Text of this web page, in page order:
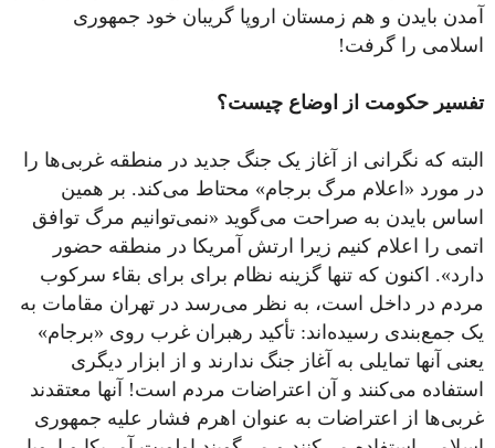
آمدن بایدن و هم زمستان اروپا گریبان خود جمهوری
اسلامی را گرفت!
تفسیر حکومت از اوضاع چیست؟
البته که نگرانی از آغاز یک جنگ جدید در منطقه غربی‌ها را
در مورد «اعلام مرگ برجام» محتاط می‌کند. بر همین
اساس بایدن به صراحت می‌گوید «نمی‌توانیم مرگ توافق
اتمی را اعلام کنیم زیرا ارتش آمریکا در منطقه حضور
دارد». اکنون که تنها گزینه نظام برای برای بقاء سرکوب
مردم در داخل است، به نظر می‌رسد در تهران مقامات به
یک جمع‌بندی رسیده‌اند: تأکید رهبران غرب روی «برجام»
یعنی آنها تمایلی به آغاز جنگ ندارند و از ابزار دیگری
استفاده می‌کنند و آن اعتراضات مردم است! آنها معتقدند
غربی‌ها از اعتراضات به عنوان اهرم فشار علیه جمهوری